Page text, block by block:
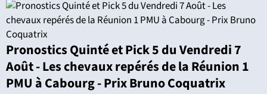
Pronostics Quinté et Pick 5 du Vendredi 7
Août - Les chevaux repérés de la Réunion 1
PMU à Cabourg - Prix Bruno Coquatrix